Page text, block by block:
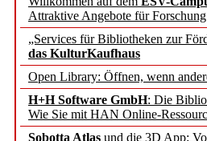
Attraktive Angebote für
„Services für Bibliotheken zur
das KulturKaufhaus
Open Library: Öffnen, wenn
H+H Software GmbH: Die
Wie Sie mit HAN Online-
Sobotta Atlas und die 3D App:
des BIÖG
jedem